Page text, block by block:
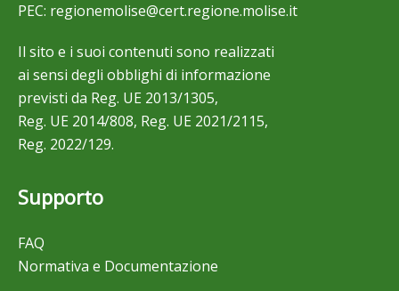
PEC: regionemolise@cert.regione.molise.it
Il sito e i suoi contenuti sono realizzati
ai sensi degli obblighi di informazione
previsti da Reg. UE 2013/1305,
Reg. UE 2014/808, Reg. UE 2021/2115,
Reg. 2022/129.
Supporto
FAQ
Normativa e Documentazione